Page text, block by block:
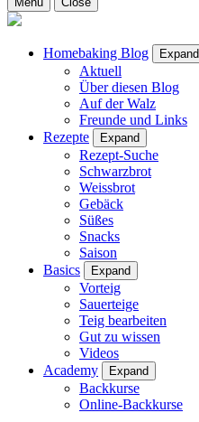
Homebaking Blog Expand
Aktuell
Über diesen Blog
Auf der Walz
Freunde und Links
Rezepte
Expand
Rezept-Suche
Schwarzbrot
Weissbrot
Gebäck
Süßes
Snacks
Saison
Basics
Expand
Vorteig
Sauerteige
Teig bearbeiten
Gut zu wissen
Videos
Academy
Expand
Backkurse
Online-Backkurse